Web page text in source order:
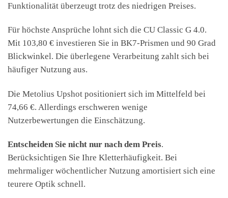
Funktionalität überzeugt trotz des niedrigen Preises.
Für höchste Ansprüche lohnt sich die CU Classic G 4.0.
Mit 103,80 € investieren Sie in BK7-Prismen und 90 Grad
Blickwinkel. Die überlegene Verarbeitung zahlt sich bei
häufiger Nutzung aus.
Die Metolius Upshot positioniert sich im Mittelfeld bei
74,66 €. Allerdings erschweren wenige
Nutzerbewertungen die Einschätzung.
Entscheiden Sie nicht nur nach dem Preis.
Berücksichtigen Sie Ihre Kletterhäufigkeit. Bei
mehrmaliger wöchentlicher Nutzung amortisiert sich eine
teurere Optik schnell.